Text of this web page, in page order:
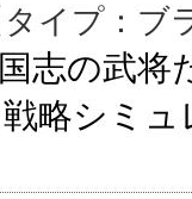
タイプ：
志の武
略シミ